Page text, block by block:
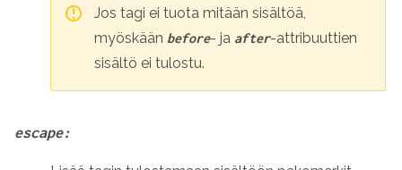
Jos tagi ei tuota mitään sisältöä,
myöskään before- ja after-attribuuttien
sisältö ei tulostu.
escape: